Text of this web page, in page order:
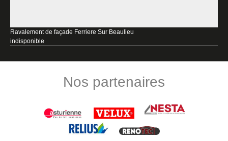
Ravalement de façade Ferriere Sur Beaulieu
indisponible
Nos partenaires